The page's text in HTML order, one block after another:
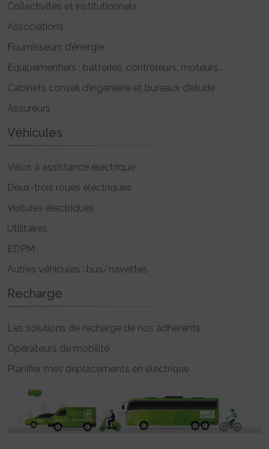
Collectivités et institutionnels
Associations
Fournisseurs d’énergie
Equipementiers : batteries, contrôleurs, moteurs..
Cabinets conseil d’ingénierie et bureaux d’étude
Assureurs
Véhicules
Vélos à assistance électrique
Deux-trois roues électriques
Voitures électriques
Utilitaires
EDPM
Autres véhicules : bus/navettes
Recharge
Les solutions de recharge de nos adhérents
Opérateurs de mobilité
Planifier mes déplacements en électrique